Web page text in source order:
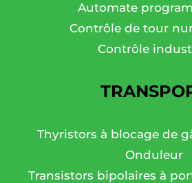
Automate
Contrôle de tour
Contrôle
Thyristors à blocage de
Onduleur
Transistors bipolaires à